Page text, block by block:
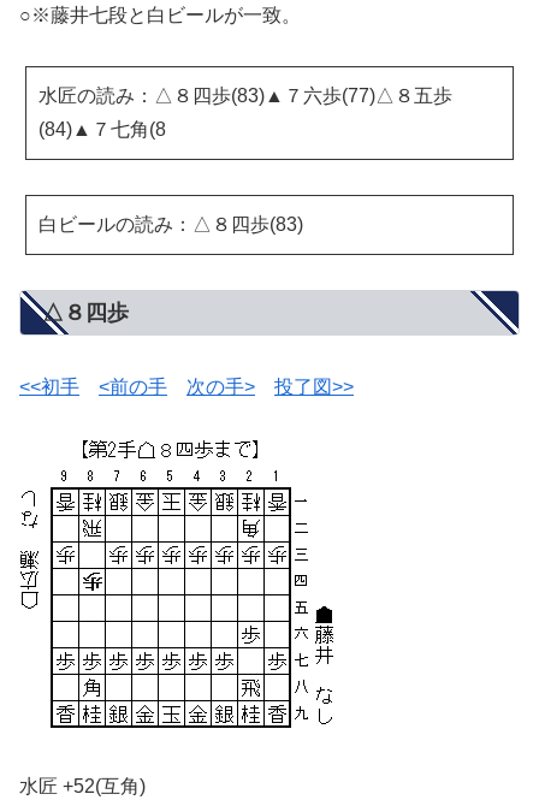
○※藤井七段と白ビールが一致。
水匠の読み：△８四歩(83)▲７六歩(77)△８五歩
(84)▲７七角(8
白ビールの読み：△８四歩(83)
△８四歩
<<初手 <前の手 次の手> 投了図>>
水匠 +52(互角)